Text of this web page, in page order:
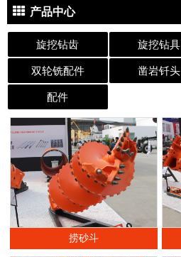
产品中心
旋挖钻齿 旋挖钻具
双轮铣配件 凿岩钎头
配件
捞砂斗